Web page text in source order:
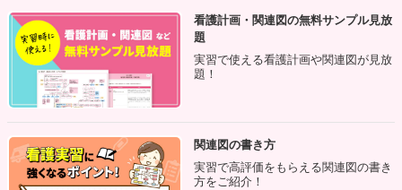
子どもの睡眠・休息は、養育者の生活習慣からも影響を受け
るため、 養育者の生活習慣や睡眠習慣も重要な情報 となり
ます。
アセスメント例
睡眠習慣
看護計画・関連図の無料サンプル見放
題
実習で使える看護計画や関連図が見放
題！​
関連図の書き方
実習で高評価をもらえる関連図の書き
方をご紹介！